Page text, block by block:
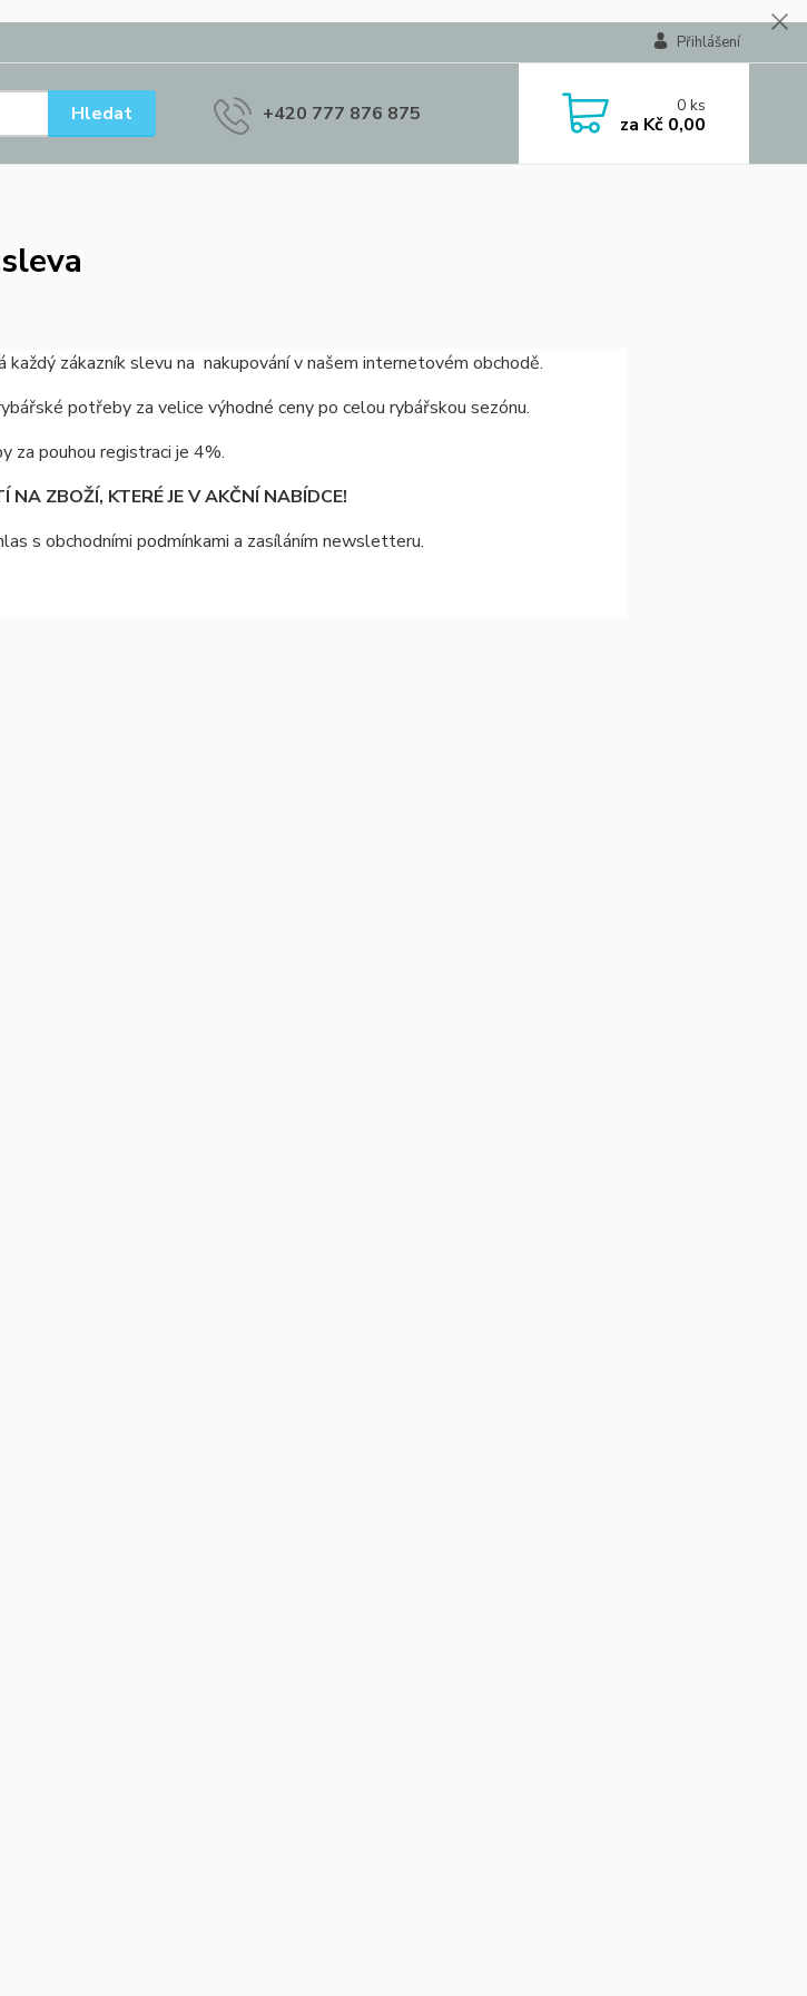
Přihlášení
Hledat +420 777 876 875 0ks
za Kč 0,00
každý zákazník slevu na nakupování v našem internetovém obchodě.
potřeby za velice výhodné ceny po celou rybářskou sezónu.
za pouhou registraci je 4%.
NA ZBOŽÍ, KTERÉ JE V AKČNÍ NABÍDCE!
s obchodními podmínkami a zasíláním newsletteru.